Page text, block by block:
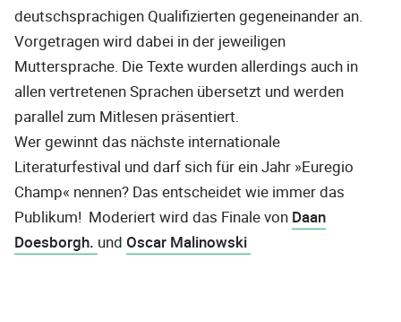
deutschsprachigen Qualifizierten gegeneinander an.
Vorgetragen wird dabei in der jeweiligen
Muttersprache. Die Texte wurden allerdings auch in
allen vertretenen Sprachen übersetzt und werden
parallel zum Mitlesen präsentiert.
Wer gewinnt das nächste internationale
Literaturfestival und darf sich für ein Jahr »Euregio
Champ« nennen? Das entscheidet wie immer das
Publikum! Moderiert wird das Finale von Daan
Doesborgh. und Oscar Malinowski